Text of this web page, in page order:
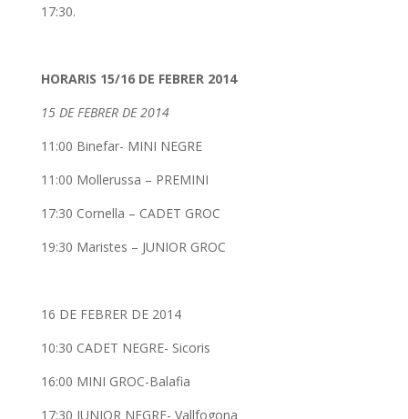
17:30.
HORARIS 15/16 DE FEBRER 2014
15 DE FEBRER DE 2014
11:00 Binefar- MINI NEGRE
11:00 Mollerussa – PREMINI
17:30 Cornella – CADET GROC
19:30 Maristes – JUNIOR GROC
16 DE FEBRER DE 2014
10:30 CADET NEGRE- Sicoris
16:00 MINI GROC-Balafia
17:30 JUNIOR NEGRE- Vallfogona